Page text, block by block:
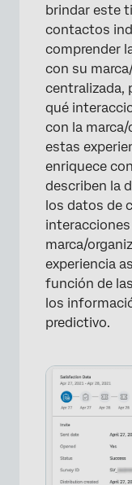
brindar este
contactos
comprender
con su
centralizada,
qué
con la
estas
enriquece
describen la
los datos de
marca/
experiencia
función de
los
predictivo.